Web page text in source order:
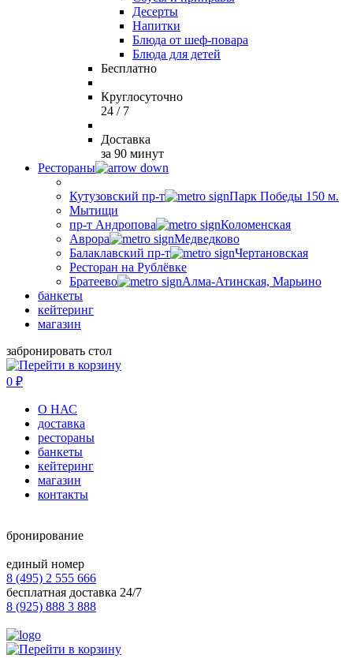
Десерты
Напитки
Блюда от шеф-повара
Блюда для детей
Бесплатно
Круглосуточно
24 / 7
Доставка
за 90 минут
Рестораны
Кутузовский пр-т
Парк Победы 150 м.
Мытищи
пр-т Андропова
Коломенская
Аврора
Медведково
Балаклавский пр-т
Чертановская
Ресторан на Рублёвке
Братеево
Алма-Атинская, Марьино
банкеты
кейтеринг
магазин
забронировать стол
0 ₽
О НАС
доставка
рестораны
банкеты
кейтеринг
магазин
контакты
бронирование
единый номер
8 (495) 2 555 666
бесплатная доставка 24/7
8 (925) 888 3 888